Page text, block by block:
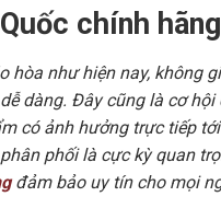
chính hãng
như hiện nay, không
dàng. Đây cũng là cơ
có ảnh hưởng trực tiếp
phối là cực kỳ quan
đảm bảo uy tín cho mọi